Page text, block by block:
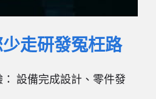
走研發冤枉路
設備完成設計、零件發